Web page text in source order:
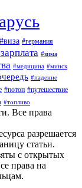
#виза #германия
#зима
#медицина #минск
#падение
#потоп #путешествие
#топливо
Все права
разрешается
статьи.
с открытых
права на